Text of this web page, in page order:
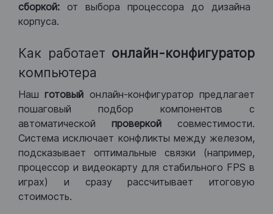
сборкой: от выбора процессора до дизайна
корпуса.
Как работает онлайн-конфигуратор
компьютера
Нашготовый онлайн-конфигуратор предлагает
пошаговый подбор компонентов с
автоматической проверкой совместимости.
Система исключает конфликты между железом,
подсказывает оптимальные связки (например,
процессор и видеокарту для стабильного FPS в
играх) и сразу рассчитывает итоговую
стоимость.